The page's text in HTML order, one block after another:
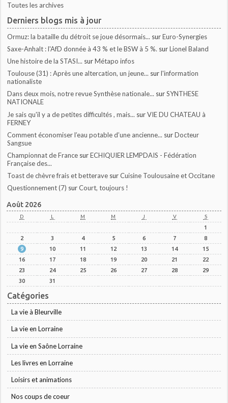
Toutes les archives
Derniers blogs mis à jour
Ormuz: la bataille du détroit se joue désormais... surEuro-Synergies
Saxe-Anhalt : l'AfD donnée à 43 % et le BSW à 5 %. surLionel Baland
Une histoire de la STASI... surMétapo infos
Toulouse (31) : Après une altercation, un jeune... surl'information
nationaliste
Dans deux mois, notre revue Synthèse nationale... surSYNTHESE
NATIONALE
Je sais qu'il y a de petites difficultés , mais... surVIE DU CHATEAU à
FERNEY
Comment économiser l’eau potable d’une ancienne... surDocteur
Sangsue
Championnat de France surECHIQUIER LEMPDAIS - Fédération
Française des...
Toast de chèvre frais et betterave surCuisine Toulousaine et Occitane
Questionnement (7) surCourt, toujours !
Août 2026
D L M M J V S
1
2
3 4 5 6 7
8
9
10 11 12 13 14
15
16
17 18 19 20 21
22
23
24 25 26 27 28
29
30
31
Catégories
La vie à Bleurville
La vie en Lorraine
La vie en Saône Lorraine
Les livres en Lorraine
Loisirs et animations
Nos coups de coeur